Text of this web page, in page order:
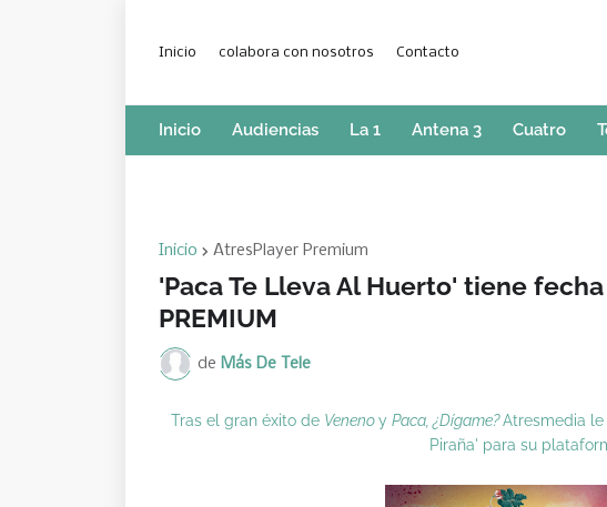
Inicio colabora con nosotros Contacto
Inicio Audiencias La 1 Antena 3 Cuatro
Inicio AtresPlayer Premium
'Paca Te Lleva Al Huerto' tiene
PREMIUM
de Más De Tele
Tras el gran éxito de Venenoy Paca, ¿Dígame?Atresmedia
Piraña' para su